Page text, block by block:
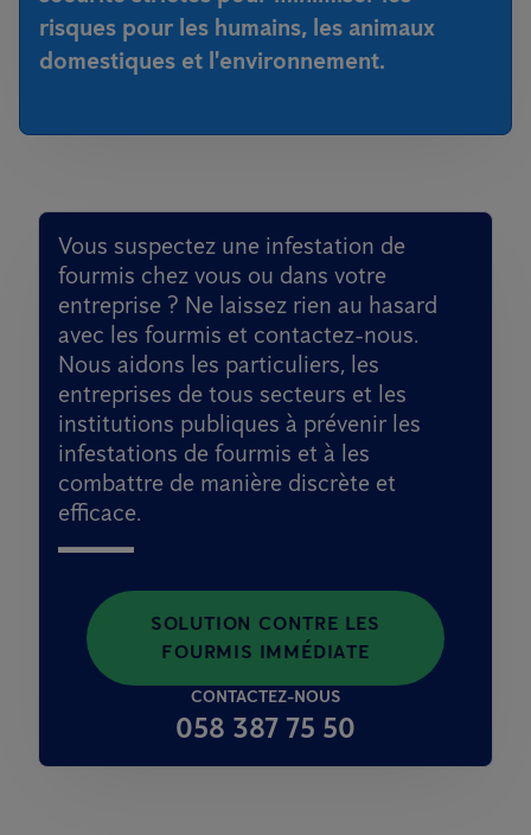
risques pour les humains, les animaux
domestiques et l'environnement.
Vous suspectez une infestation de
fourmis chez vous ou dans votre
entreprise ? Ne laissez rien au hasard
avec les fourmis et contactez-nous.
Nous aidons les particuliers, les
entreprises de tous secteurs et les
institutions publiques à prévenir les
infestations de fourmis et à les
combattre de manière discrète et
efficace.
SOLUTION CONTRE LES
FOURMIS IMMÉDIATE
CONTACTEZ-NOUS
058 387 75 50